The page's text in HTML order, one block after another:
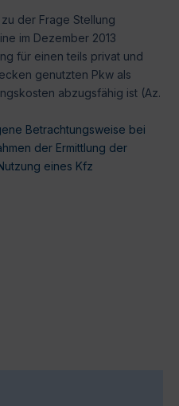
der Frage Stellung
im Dezember 2013
für einen teils privat und
genutzten Pkw als
abzugsfähig ist (Az.
Betrachtungsweise bei
der Ermittlung der
eines Kfz